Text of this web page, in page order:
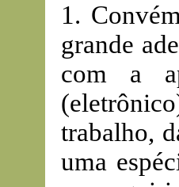
1.
grande
com a
trabalho,
uma